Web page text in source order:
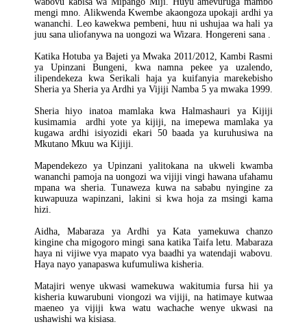
mengi mno. Alikwenda Kwembe akaongoza upokaji ardhi ya
wananchi. Leo kawekwa pembeni, huu ni ushujaa wa hali ya
juu sana uliofanywa na uongozi wa Wizara. Hongereni sana .
Katika Hotuba ya Bajeti ya Mwaka 2011/2012, Kambi Rasmi
ya Upinzani Bungeni, kwa namna pekee ya uzalendo,
ilipendekeza kwa Serikali haja ya kuifanyia marekebisho
Sheria ya Sheria ya Ardhi ya Vijiji Namba 5 ya mwaka 1999.
Sheria hiyo inatoa mamlaka kwa Halmashauri ya Kijiji
kusimamia ardhi yote ya kijiji, na imepewa mamlaka ya
kugawa ardhi isiyozidi ekari 50 baada ya kuruhusiwa na
Mkutano Mkuu wa Kijiji.
Mapendekezo ya Upinzani yalitokana na ukweli kwamba
wananchi pamoja na uongozi wa vijiji vingi hawana ufahamu
mpana wa sheria. Tunaweza kuwa na sababu nyingine za
kuwapuuza wapinzani, lakini si kwa hoja za msingi kama
hizi.
Aidha, Mabaraza ya Ardhi ya Kata yamekuwa chanzo
kingine cha migogoro mingi sana katika Taifa letu. Mabaraza
haya ni vijiwe vya mapato vya baadhi ya watendaji wabovu.
Haya nayo yanapaswa kufumuliwa kisheria.
Matajiri wenye ukwasi wamekuwa wakitumia fursa hii ya
kisheria kuwarubuni viongozi wa vijiji, na hatimaye kutwaa
maeneo ya vijiji kwa watu wachache wenye ukwasi na
ushawishi wa kisiasa.